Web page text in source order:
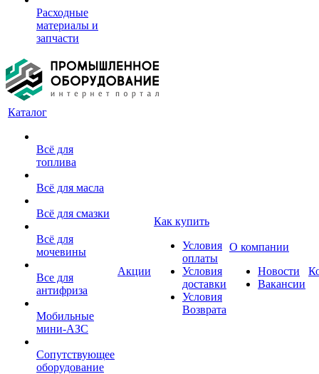
Расходные
материалы и
запчасти
Каталог
Всё для
топлива
Всё для масла
Всё для смазки
Всё для
мочевины
Все для
антифриза
Мобильные
мини-АЗС
Сопутствующее
оборудование
Акции
Как купить
Условия
оплаты
Условия
доставки
Условия
Возврата
О компании
Новости
Вакансии